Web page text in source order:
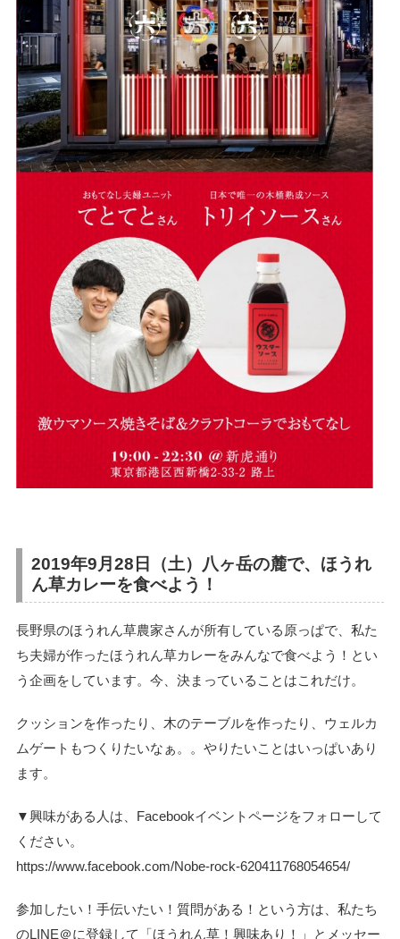
2019年9月28日（土）八ヶ岳の麓で、ほうれ
ん草カレーを食べよう！
長野県のほうれん草農家さんが所有している原っぱで、私た
ち夫婦が作ったほうれん草カレーをみんなで食べよう！とい
う企画をしています。今、決まっていることはこれだけ。
クッションを作ったり、木のテーブルを作ったり、ウェルカ
ムゲートもつくりたいなぁ。。 やりたいことはいっぱいあり
ます。
▼興味がある人は、Facebookイベントページをフォローして
ください。
https://www.facebook.com/Nobe-rock-620411768054654/
参加したい！手伝いたい！質問がある！という方は、私たち
のLINE＠に登録して「ほうれん草！興味あり！」とメッセー